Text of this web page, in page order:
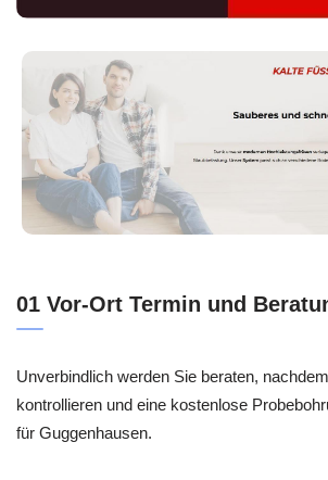
01 Vor-Ort Termin und
Unverbindlich werden Sie beraten,
kontrollieren und eine kostenlose
für Guggenhausen.